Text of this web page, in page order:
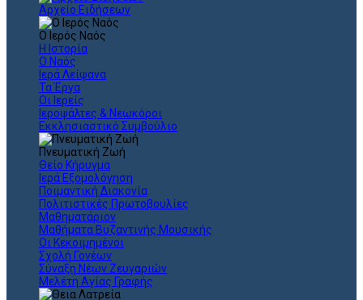
Αρχείο Ειδήσεων
Ο Ιερός Ναός
Η Ιστορία
Ο Ναός
Ιερά Λείψανα
Τα Έργα
Οι Ιερείς
Ιεροψάλτες & Νεωκόροι
Εκκλησιαστικό Συμβούλιο
Πνευματική Ζωή
Θείο Κήρυγμα
Ιερά Εξομολόγηση
Ποιμαντική Διακονία
Πολιτιστικές Πρωτοβουλίες
Μαθηματάριον
Μαθήματα Βυζαντινής Μουσικής
Οι Κεκοιμημένοι
Σχολή Γονέων
Σύναξη Νέων Ζευγαριών
Μελέτη Αγίας Γραφής